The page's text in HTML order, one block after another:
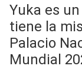
Yuka es
tiene la
Palacio
Mundial